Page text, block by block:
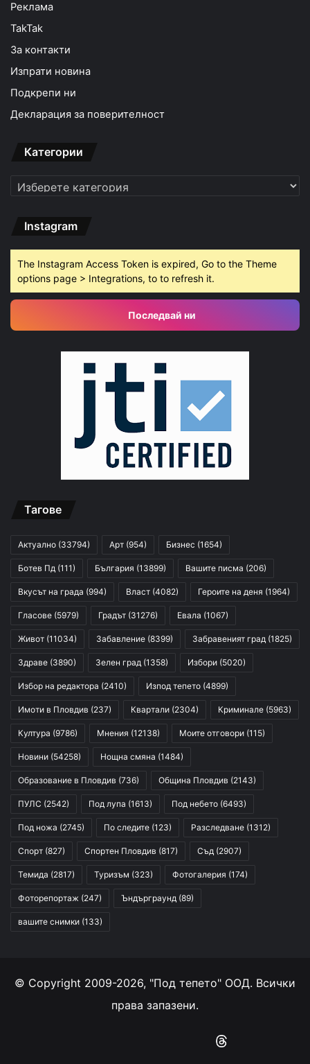
Реклама
TakTak
За контакти
Изпрати новина
Подкрепи ни
Декларация за поверителност
Категории
Категории
Instagram
The Instagram Access Token is expired, Go to the Theme
options page > Integrations, to to refresh it.
Последвай ни
Тагове
Актуално (33794) Арт (954) Бизнес (1654)
Ботев Пд (111) България (13899) Вашите писма (206)
Вкусът на града (994) Власт (4082) Героите на деня (1964)
Гласове (5979) Градът (31276) Евала (1067)
Живот (11034) Забавление (8399) Забравеният град (1825)
Здраве (3890) Зелен град (1358) Избори (5020)
Избор на редактора (2410) Изпод тепето (4899)
Имоти в Пловдив (237) Квартали (2304) Криминале (5963)
Култура (9786) Мнения (12138) Моите отговори (115)
Новини (54258) Нощна смяна (1484)
Образование в Пловдив (736) Община Пловдив (2143)
ПУЛС (2542) Под лупа (1613) Под небето (6493)
Под ножа (2745) По следите (123) Разследване (1312)
Спорт (827) Спортен Пловдив (817) Съд (2907)
Темида (2817) Туризъм (323) Фотогалерия (174)
Фоторепортаж (247) Ъндърграунд (89)
вашите снимки (133)
© Copyright 2009-2026, "Под тепето" ООД. Всички
права запазени.
Instagram
RSS